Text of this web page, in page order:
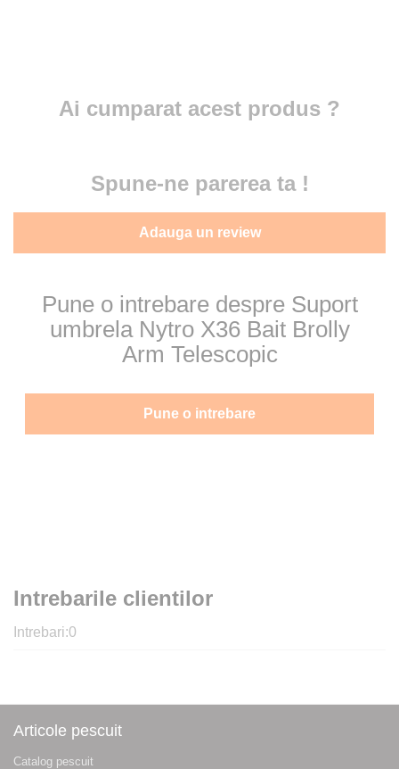
Ai cumparat acest produs ?
Spune-ne parerea ta !
Adauga un review
Intrebarile clientilor
Intrebari:0
Pune o intrebare despre Suport
umbrela Nytro X36 Bait Brolly
Arm Telescopic
Pune o intrebare
Articole pescuit
Catalog pescuit